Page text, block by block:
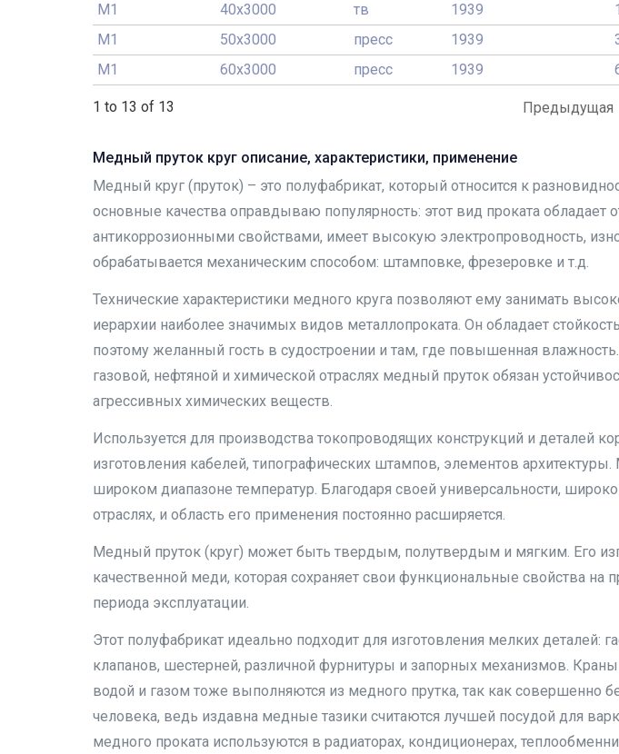
М1
40x3000 тв 1939
М1
50x3000 пресс 1939
М1
60x3000 пресс 1939
1 to 13 of 13 Предыдущая
Медный пруток круг описание, характеристики, применение
Медный круг (пруток) – это полуфабрикат, который относится к
основные качества оправдываю популярность: этот вид проката обладает
антикоррозионными свойствами, имеет высокую электропроводность,
обрабатывается механическим способом: штамповке, фрезеровке и т.д.
Технические характеристики медного круга позволяют ему занимать
иерархии наиболее значимых видов металлопроката. Он обладает
поэтому желанный гость в судостроении и там, где повышенная
газовой, нефтяной и химической отраслях медный пруток обязан
агрессивных химических веществ.
Используется для производства токопроводящих конструкций и деталей
изготовления кабелей, типографических штампов, элементов
широком диапазоне температур. Благодаря своей универсальности,
отраслях, и область его применения постоянно расширяется.
Медный пруток (круг) может быть твердым, полутвердым и мягким. Его
качественной меди, которая сохраняет свои функциональные свойства на
периода эксплуатации.
Этот полуфабрикат идеально подходит для изготовления мелких деталей:
клапанов, шестерней, различной фурнитуры и запорных механизмов.
водой и газом тоже выполняются из медного прутка, так как совершенно
человека, ведь издавна медные тазики считаются лучшей посудой для
медного проката используются в радиаторах, кондиционерах,